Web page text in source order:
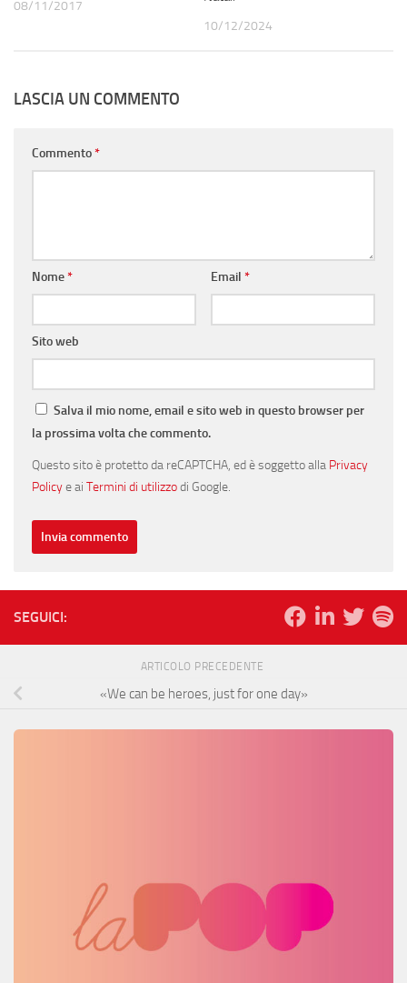
08/11/2017
10/12/2024
LASCIA UN COMMENTO
Commento*
Nome* Email *
Sito web
Salva il mio nome, email e sito web in questo browser per
la prossima volta che commento.
Questo sito è protetto da reCAPTCHA, ed è soggetto alla Privacy
Policye ai Termini di utilizzodi Google.
SEGUICI:
ARTICOLO PRECEDENTE
«We can be heroes, just for one day»